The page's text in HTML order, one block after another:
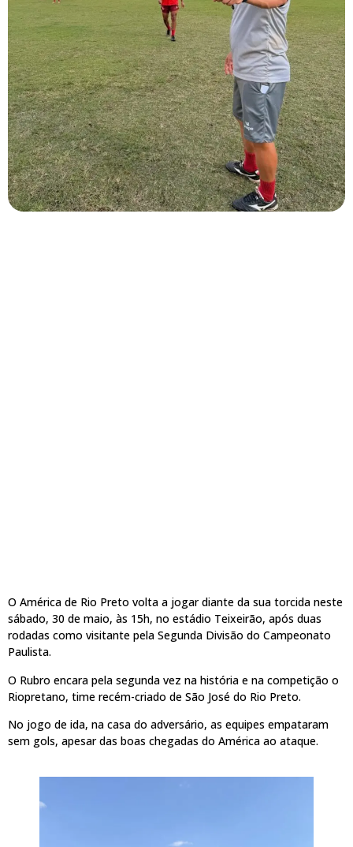
O América de Rio Preto volta a jogar diante da sua torcida neste
sábado, 30 de maio, às 15h, no estádio Teixeirão, após duas
rodadas como visitante pela Segunda Divisão do Campeonato
Paulista.
O Rubro encara pela segunda vez na história e na competição o
Riopretano, time recém-criado de São José do Rio Preto.
No jogo de ida, na casa do adversário, as equipes empataram
sem gols, apesar das boas chegadas do América ao ataque.